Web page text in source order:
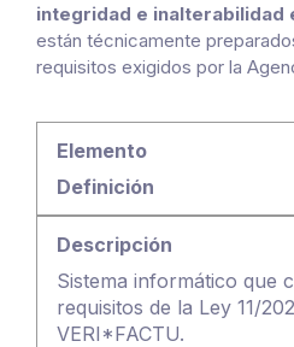
integridad e inalterabilidad
están técnicamente
requisitos exigidos por la
Definición
Sistema informático que
requisitos de la Ley 11/
VERI*FACTU.